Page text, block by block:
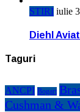
STIRI iulie
Diehl
Taguri
ANCPI Bogart
Cushman &